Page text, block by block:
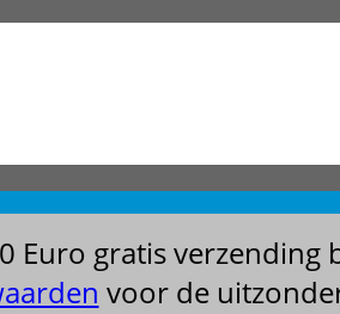
Euro gratis verzending
voor de